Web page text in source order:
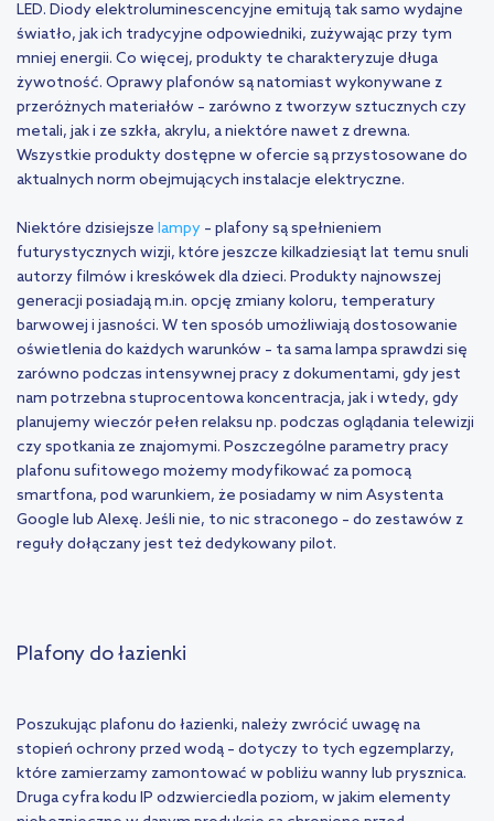
LED. Diody elektroluminescencyjne emitują tak samo wydajne
światło, jak ich tradycyjne odpowiedniki, zużywając przy tym
mniej energii. Co więcej, produkty te charakteryzuje długa
żywotność. Oprawy plafonów są natomiast wykonywane z
przeróżnych materiałów – zarówno z tworzyw sztucznych czy
metali, jak i ze szkła, akrylu, a niektóre nawet z drewna.
Wszystkie produkty dostępne w ofercie są przystosowane do
aktualnych norm obejmujących instalacje elektryczne.
Niektóre dzisiejsze lampy – plafony są spełnieniem
futurystycznych wizji, które jeszcze kilkadziesiąt lat temu snuli
autorzy filmów i kreskówek dla dzieci. Produkty najnowszej
generacji posiadają m.in. opcję zmiany koloru, temperatury
barwowej i jasności. W ten sposób umożliwiają dostosowanie
oświetlenia do każdych warunków – ta sama lampa sprawdzi się
zarówno podczas intensywnej pracy z dokumentami, gdy jest
nam potrzebna stuprocentowa koncentracja, jak i wtedy, gdy
planujemy wieczór pełen relaksu np. podczas oglądania telewizji
czy spotkania ze znajomymi. Poszczególne parametry pracy
plafonu sufitowego możemy modyfikować za pomocą
smartfona, pod warunkiem, że posiadamy w nim Asystenta
Google lub Alexę. Jeśli nie, to nic straconego – do zestawów z
reguły dołączany jest też dedykowany pilot.
Plafony do łazienki
Poszukując plafonu do łazienki, należy zwrócić uwagę na
stopień ochrony przed wodą – dotyczy to tych egzemplarzy,
które zamierzamy zamontować w pobliżu wanny lub prysznica.
Druga cyfra kodu IP odzwierciedla poziom, w jakim elementy